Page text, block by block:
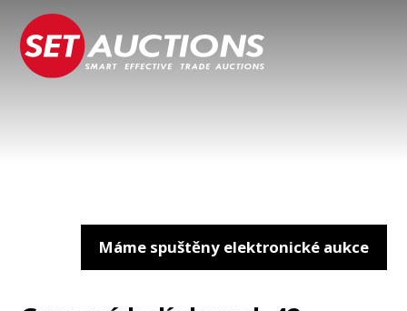
Máme spuštěny elektronické aukce